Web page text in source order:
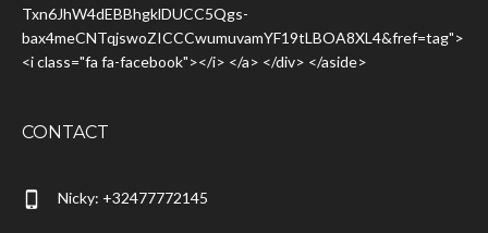
Txn6JhW4dEBBhgklDUCC5Qgs-
bax4meCNTqjswoZICCCwumuvamYF19tLBOA8XL4&fref=tag">
<i class="fa fa-facebook"></i> </a> </div> </aside>
CONTACT
Nicky: +32477772145